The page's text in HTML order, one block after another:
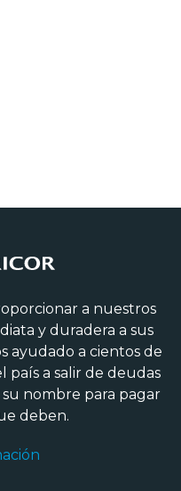
a nuestros
y duradera a sus
ayudado a cientos de
país a salir de deudas
nombre para pagar
deben.